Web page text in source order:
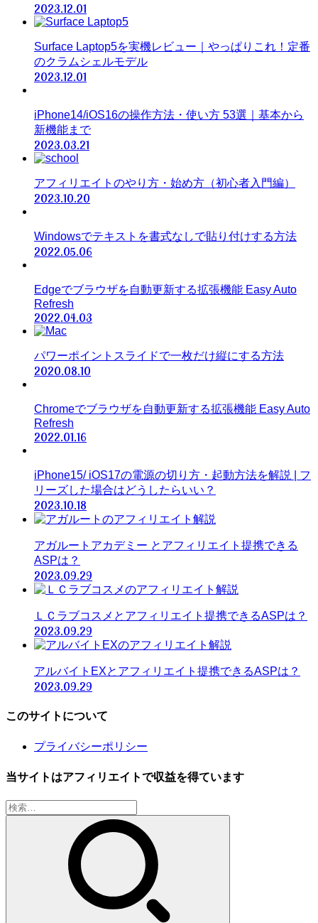
2023.12.01
Surface Laptop5を実機レビュー｜やっぱりこれ！定番
のクラムシェルモデル
2023.12.01
iPhone14/iOS16の操作方法・使い方 53選｜基本から
新機能まで
2023.03.21
アフィリエイトのやり方・始め方（初心者入門編）
2023.10.20
Windowsでテキストを書式なしで貼り付けする方法
2022.05.06
Edgeでブラウザを自動更新する拡張機能 Easy Auto
Refresh
2022.04.03
パワーポイントスライドで一枚だけ縦にする方法
2020.08.10
Chromeでブラウザを自動更新する拡張機能 Easy Auto
Refresh
2022.01.16
iPhone15/ iOS17の電源の切り方・起動方法を解説 | フ
リーズした場合はどうしたらいい？
2023.10.18
アガルートアカデミー とアフィリエイト提携できる
ASPは？
2023.09.29
ＬＣラブコスメとアフィリエイト提携できるASPは？
2023.09.29
アルバイトEXとアフィリエイト提携できるASPは？
2023.09.29
このサイトについて
プライバシーポリシー
当サイトはアフィリエイトで収益を得ています
検
索: